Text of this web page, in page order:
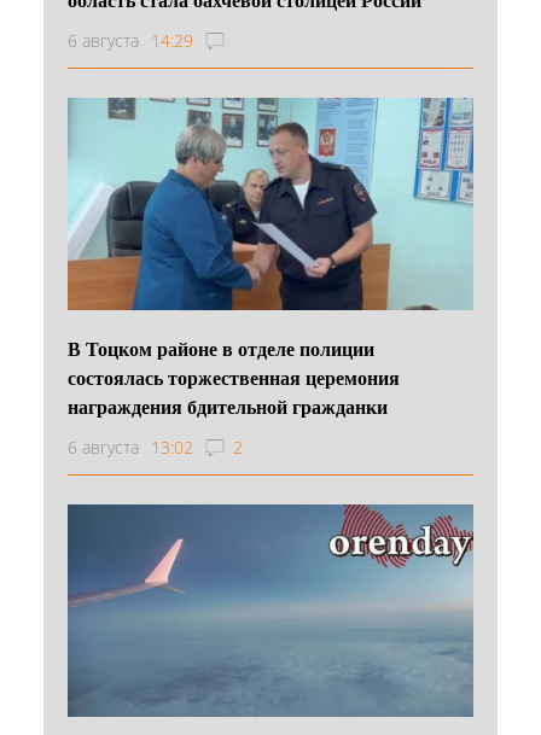
6 августа 14:29
В Тоцком районе в отделе полиции
состоялась торжественная церемония
награждения бдительной гражданки
6 августа 13:02 2